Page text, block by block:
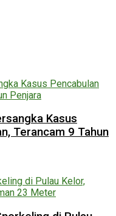
Kasus
Terancam 9 Tahun